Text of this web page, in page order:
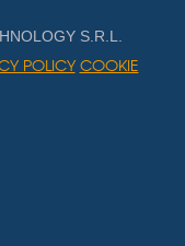
S.R.L.
POLICY COOKIE